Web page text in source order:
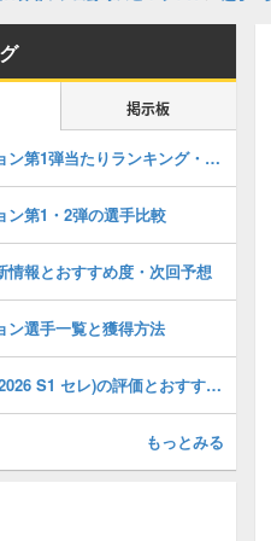
掲示板
セレクション第1弾当たりランキング・能力評価
ン第1・2弾の選手比較
情報とおすすめ度・次回予想
ン選手一覧と獲得方法
佐藤輝明(2026 S1 セレ)の評価とおすすめ称号
もっとみる